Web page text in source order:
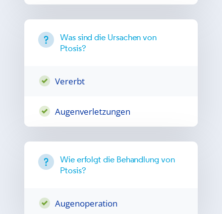
Was sind die Ursachen von
Ptosis?
Vererbt
Augenverletzungen
Wie erfolgt die Behandlung von
Ptosis?
Augenoperation